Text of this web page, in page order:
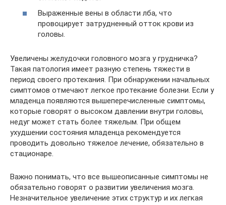
Выраженные вены в области лба, что
провоцирует затрудненный отток крови из
головы.
Увеличены желудочки головного мозга у грудничка?
Такая патология имеет разную степень тяжести в
период своего протекания. При обнаружении начальных
симптомов отмечают легкое протекание болезни. Если у
младенца появляются вышеперечисленные симптомы,
которые говорят о высоком давлении внутри головы,
недуг может стать более тяжелым. При общем
ухудшении состояния младенца рекомендуется
проводить довольно тяжелое лечение, обязательно в
стационаре.
Важно понимать, что все вышеописанные симптомы не
обязательно говорят о развитии увеличения мозга.
Незначительное увеличение этих структур и их легкая